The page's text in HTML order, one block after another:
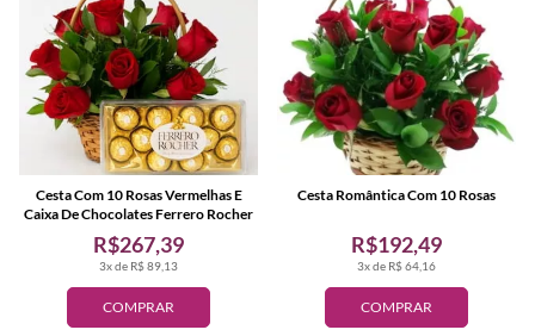
COMPRAR
3x de R$ 89,13
R$267,39
Cesta Com 10 Rosas Vermelhas E
Caixa De Chocolates Ferrero Rocher
COMPRAR
3x de R$ 64,16
R$192,49
Cesta Romântica Com 10 Rosas